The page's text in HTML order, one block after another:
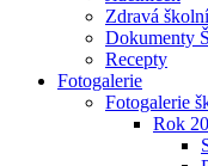
Zdravá
Dokumenty
Recepty
Fotogalerie
Fotogalerie
Rok